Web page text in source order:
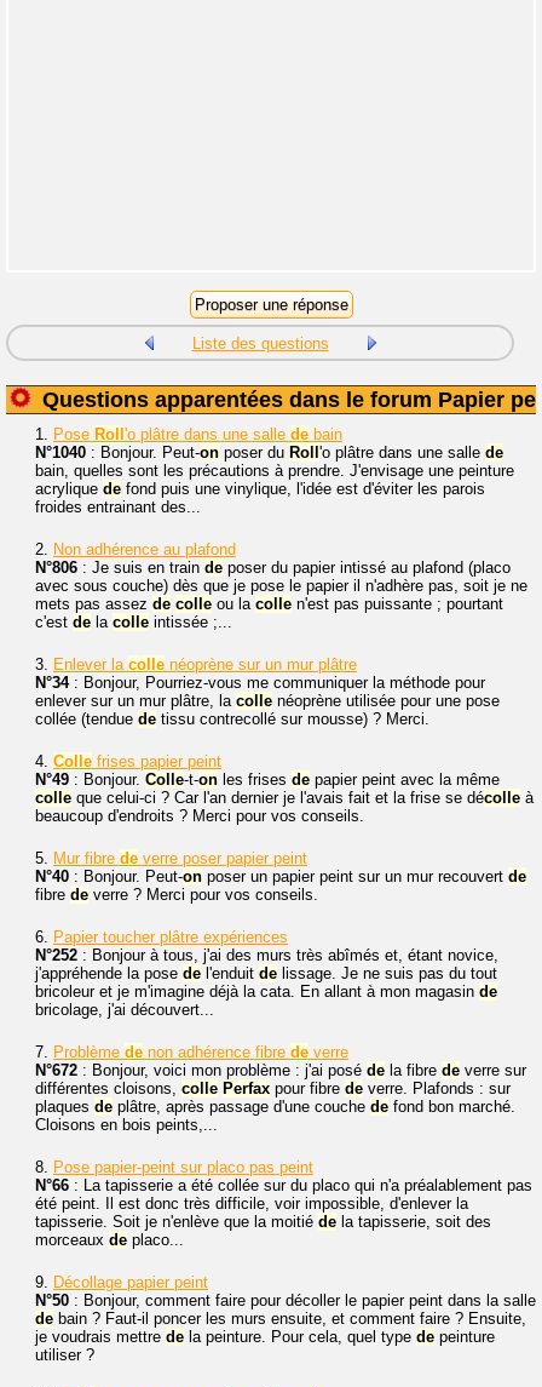
Liste des questions
Questions apparentées dans le forum Papier
1. Pose Roll 'o plâtre dans une salle de bain
N°1040 : Bonjour. Peut-on poser du Roll 'o plâtre dans une salle de
bain, quelles sont les précautions à prendre. J'envisage une peinture
acrylique de fond puis une vinylique, l'idée est d'éviter les parois
froides entrainant des...
2. Non adhérence au plafond
N°806 : Je suis en train de poser du papier intissé au plafond (placo
avec sous couche) dès que je pose le papier il n'adhère pas, soit je ne
mets pas assez de colle ou la colle n'est pas puissante ; pourtant
c'est de la colle intissée ;...
3. Enlever la colle néoprène sur un mur plâtre
N°34: Bonjour, Pourriez-vous me communiquer la méthode pour
enlever sur un mur plâtre, la colle néoprène utilisée pour une pose
collée (tendue de tissu contrecollé sur mousse) ? Merci.
4. Colle frises papier peint
N°49 : Bonjour. Colle-t-on les frises de papier peint avec la même
colle que celui-ci ? Car l'an dernier je l'avais fait et la frise se décolle à
beaucoup d'endroits ? Merci pour vos conseils.
5. Mur fibre de verre poser papier peint
N°40 : Bonjour. Peut-on poser un papier peint sur un mur recouvert de
fibre de verre ? Merci pour vos conseils.
6. Papier toucher plâtre expériences
N°252 : Bonjour à tous, j'ai des murs très abîmés et, étant novice,
j'appréhende la pose de l'enduit de lissage. Je ne suis pas du tout
bricoleur et je m'imagine déjà la cata. En allant à mon magasin de
bricolage, j'ai découvert...
7. Problème de non adhérence fibre de verre
N°672 : Bonjour, voici mon problème : j'ai posé de la fibre de verre sur
différentes cloisons, colle Perfax pour fibre de verre. Plafonds : sur
plaques de plâtre, après passage d'une couche de fond bon marché.
Cloisons en bois peints,...
8. Pose papier-peint sur placo pas peint
N°66 : La tapisserie a été collée sur du placo qui n'a préalablement pas
été peint. Il est donc très difficile, voir impossible, d'enlever la
tapisserie. Soit je n'enlève que la moitié de la tapisserie, soit des
morceaux de placo...
9. Décollage papier peint
N°50 : Bonjour, comment faire pour décoller le papier peint dans la salle
de bain ? Faut-il poncer les murs ensuite, et comment faire ? Ensuite,
je voudrais mettre de la peinture. Pour cela, quel type de peinture
utiliser ?